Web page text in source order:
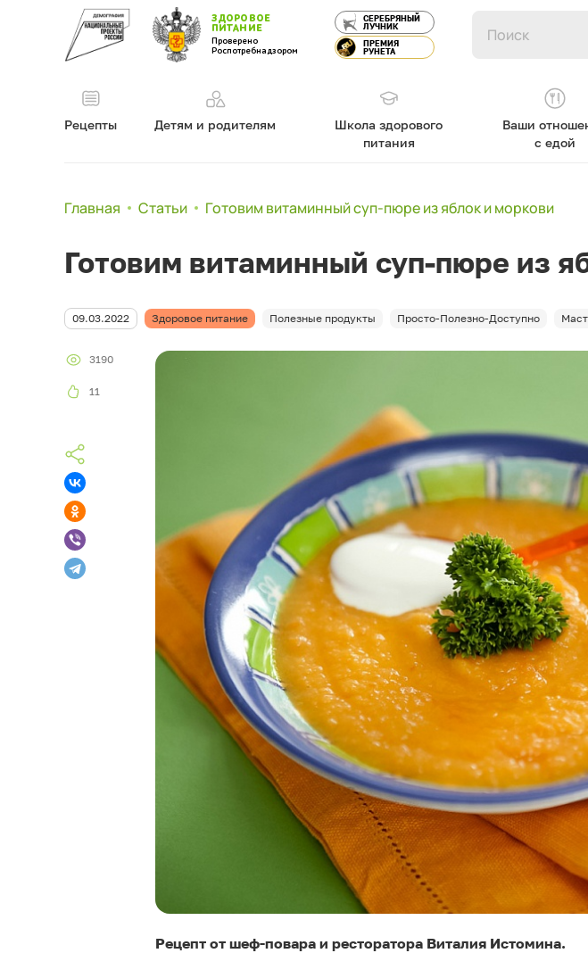
ЗДОРОВОЕ
ПИТАНИЕ
Проверено
Роспотребнадзором
СЕРЕБРЯНЫЙ
ЛУЧНИК
ПРЕМИЯ
РУНЕТА
Рецепты Детям и родителям
Школа здорового
питания
Ваши
с едой
Главная Статьи Готовим витаминный суп-пюре из яблок и моркови
Готовим витаминный суп-пюре из
09.03.2022 Здоровое питание Полезные продукты Просто-Полезно-Доступно
3190
11
Рецепт от шеф-повара и ресторатора Виталия Истомина.